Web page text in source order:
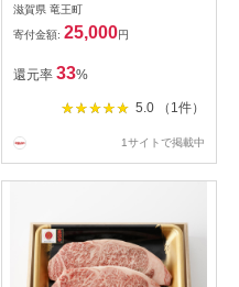
肉 和牛 牛 ふるさと納税 和牛
ブランド 和牛 三大和牛 贈り
物 和牛 ギフト 国産 滋賀県
竜王町 澤井牧場 神戸牛 松阪
牛 に並ぶ 日本三大和牛
滋賀県 竜王町
寄付金額: 25,000円
還元率 33%
5.0 （1件）
1サイトで掲載中